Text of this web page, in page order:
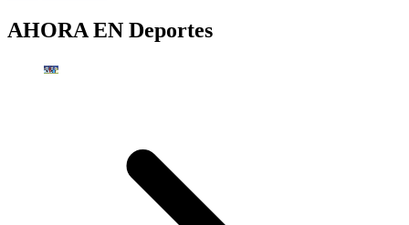
AHORA EN Deportes